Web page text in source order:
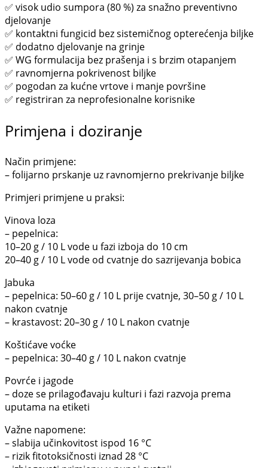
✅ visok udio sumpora (80 %) za snažno preventivno
djelovanje
✅ kontaktni fungicid bez sistemičnog opterećenja biljke
✅ dodatno djelovanje na grinje
✅ WG formulacija bez prašenja i s brzim otapanjem
✅ ravnomjerna pokrivenost biljke
✅ pogodan za kućne vrtove i manje površine
✅ registriran za neprofesionalne korisnike
Primjena i doziranje
Način primjene:
– folijarno prskanje uz ravnomjerno prekrivanje biljke
Primjeri primjene u praksi:
Vinova loza
– pepelnica:
10–20 g / 10 L vode u fazi izboja do 10 cm
20–40 g / 10 L vode od cvatnje do sazrijevanja bobica
Jabuka
– pepelnica: 50–60 g / 10 L prije cvatnje, 30–50 g / 10 L
nakon cvatnje
– krastavost: 20–30 g / 10 L nakon cvatnje
Koštićave voćke
– pepelnica: 30–40 g / 10 L nakon cvatnje
Povrće i jagode
– doze se prilagođavaju kulturi i fazi razvoja prema
uputama na etiketi
Važne napomene:
– slabija učinkovitost ispod 16 °C
– rizik fitotoksičnosti iznad 28 °C